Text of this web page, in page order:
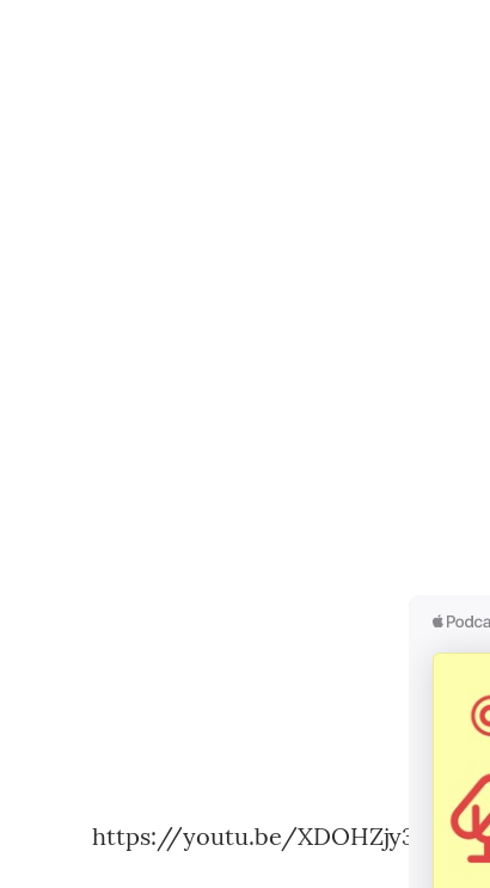
https://youtu.be/XDOHZjy3LC8